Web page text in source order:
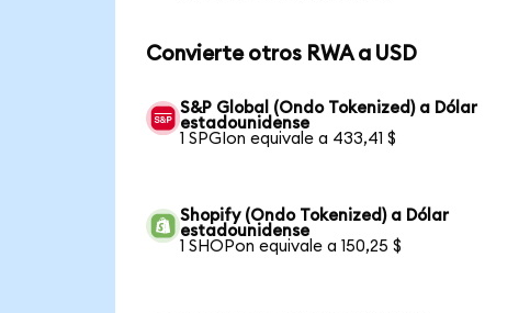
Convierte otros RWA a USD
S&P Global (Ondo Tokenized) a Dólar
estadounidense
1 SPGIon equivale a 433,41 $
Shopify (Ondo Tokenized) a Dólar
estadounidense
1 SHOPon equivale a 150,25 $